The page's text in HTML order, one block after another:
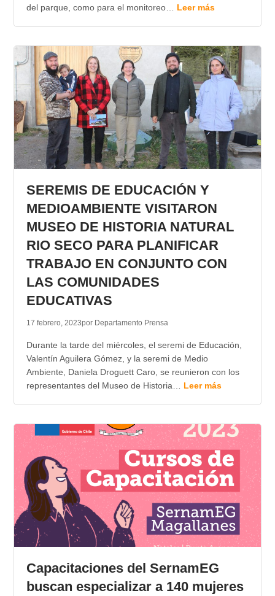
del parque, como para el monitoreo… Leer más
SEREMIS DE EDUCACIÓN Y
MEDIOAMBIENTE VISITARON
MUSEO DE HISTORIA NATURAL
RIO SECO PARA PLANIFICAR
TRABAJO EN CONJUNTO CON
LAS COMUNIDADES
EDUCATIVAS
17 febrero, 2023por Departamento Prensa
Durante la tarde del miércoles, el seremi de Educación,
Valentín Aguilera Gómez, y la seremi de Medio
Ambiente, Daniela Droguett Caro, se reunieron con los
representantes del Museo de Historia… Leer más
Capacitaciones del SernamEG
buscan especializar a 140 mujeres